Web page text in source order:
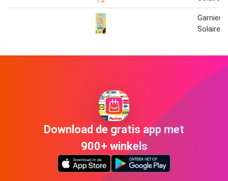
Garnier
Solaire
Download de gratis app met
900+ winkels